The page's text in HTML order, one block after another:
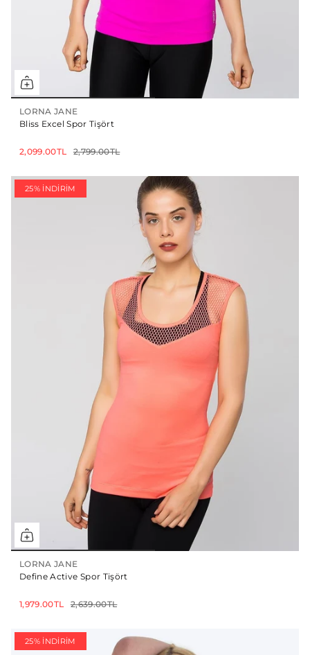
LORNA JANE
Bliss Excel Spor Tişört
2,099.00TL 2,799.00TL
25% İNDIRIM
LORNA JANE
Define Active Spor Tişört
1,979.00TL 2,639.00TL
25% İNDIRIM